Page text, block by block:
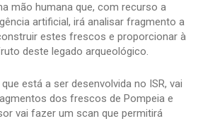
mão humana que, com recurso a
artificial, irá analisar fragmento a
estes frescos e proporcionar à
deste legado arqueológico.
está a ser desenvolvida no ISR, vai
dos frescos de Pompeia e
vai fazer um scan que permitirá